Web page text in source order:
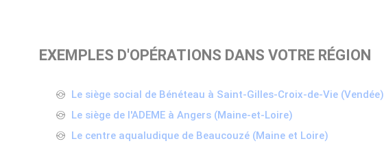
EXEMPLES D'OPÉRATIONS DANS VOTRE RÉGION
Le siège social de Bénéteau à Saint-Gilles-Croix-de-Vie (Vendée)
Le siège de l'ADEME à Angers (Maine-et-Loire)
Le centre aqualudique de Beaucouzé (Maine et Loire)